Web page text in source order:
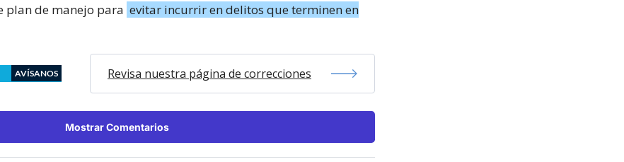
plan de manejo para evitar incurrir en delitos que terminen en
AVÍSANOS Revisa nuestra página de correcciones
Mostrar Comentarios